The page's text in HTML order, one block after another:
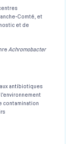
Comté, et
et de
Achromobacter
antibiotiques
contamination